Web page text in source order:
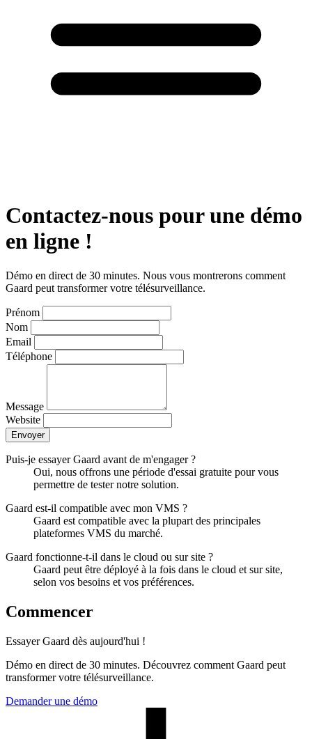
Contactez-nous pour une démo
en ligne !
Démo en direct de 30 minutes. Nous vous montrerons comment
Gaard peut transformer votre télésurveillance.
Prénom
Nom
Email
Téléphone
Message
Website
Envoyer
Puis-je essayer Gaard avant de m'engager ?
Oui, nous offrons une période d'essai gratuite pour vous
permettre de tester notre solution.
Gaard est-il compatible avec mon VMS ?
Gaard est compatible avec la plupart des principales
plateformes VMS du marché.
Gaard fonctionne-t-il dans le cloud ou sur site ?
Gaard peut être déployé à la fois dans le cloud et sur site,
selon vos besoins et vos préférences.
Commencer
Essayer Gaard dès aujourd'hui !
Démo en direct de 30 minutes. Découvrez comment Gaard peut
transformer votre télésurveillance.
Demander une démo